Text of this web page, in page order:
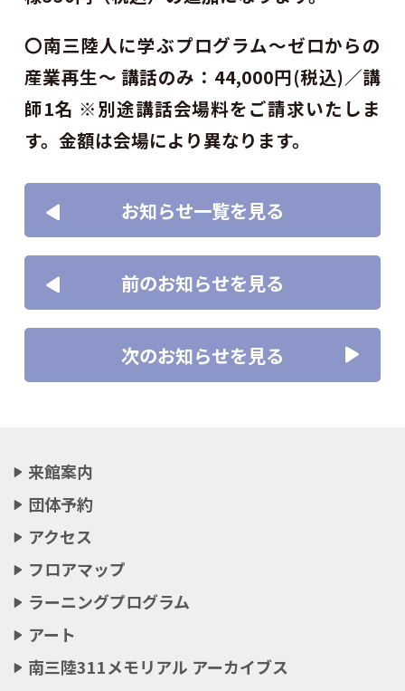
〇南三陸人に学ぶプログラム〜ゼロからの
産業再生〜 講話のみ：44,000円(税込)／講
師1名 ※別途講話会場料をご請求いたしま
す。金額は会場により異なります。
お知らせ一覧を見る
前のお知らせを見る
次のお知らせを見る
来館案内
団体予約
アクセス
フロアマップ
ラーニングプログラム
アート
南三陸311メモリアル アーカイブス